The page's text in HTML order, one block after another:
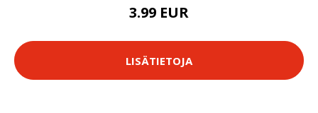
3.99 EUR
LISÄTIETOJA